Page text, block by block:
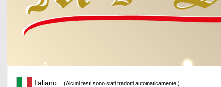
Italiano (Alcuni testi sono stati tradotti automaticamente.)